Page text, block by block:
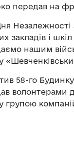
передав на
Незалежності
закладів і
нашим
58-го
волонтерами
групою